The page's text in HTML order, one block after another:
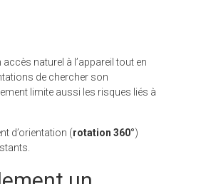
naturel à l’appareil tout en
de chercher son
limite aussi les risques liés à
d’orientation (rotation 360°)